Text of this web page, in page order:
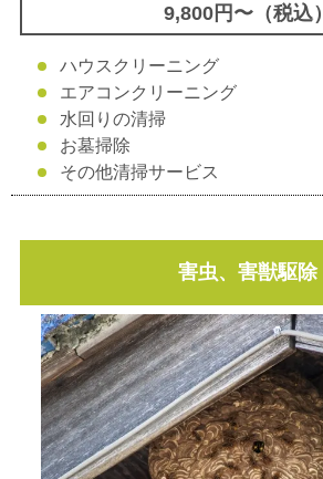
9,800円〜（税込）
ハウスクリーニング
エアコンクリーニング
水回りの清掃
お墓掃除
その他清掃サービス
害虫、害獣駆除